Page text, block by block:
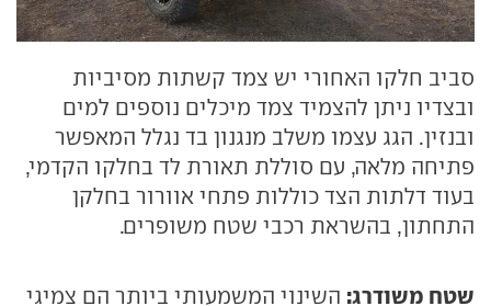
סביב חלקו האחורי יש צמד קשתות מסיביות
ובצדיו ניתן להצמיד צמד מיכלים נוספים למים
ובנזין. הגג עצמו משלב מנגנון בד נגלל המאפשר
פתיחה מלאה, עם סוללת תאורת לד בחלקו הקדמי,
בעוד דלתות הצד כוללות פתחי אוורור בחלקן
התחתון, בהשראת רכבי שטח משופרים.
שטח משודרג: השינוי המשמעותי ביותר הם צמיגי